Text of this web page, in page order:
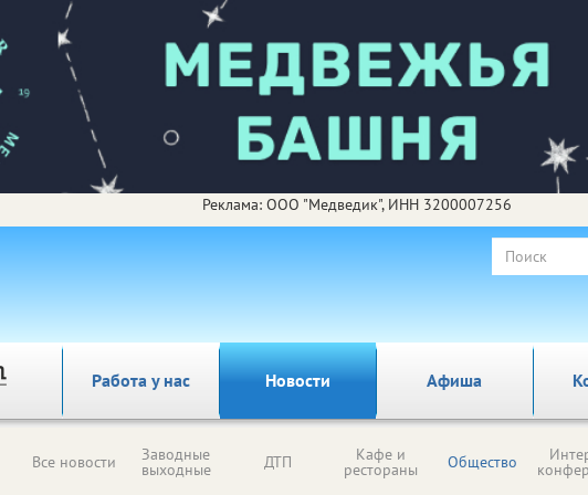
Реклама: ООО "Медведик", ИНН 3200007256
Работа у нас Новости Афиша
Все новости Заводные
выходные ДТП Кафе и
рестораны Общество